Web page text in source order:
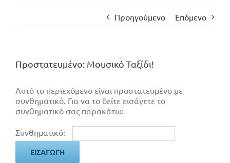
Προηγούμενο Επόμενο
Πρoστατευμένο: Μουσικό Ταξίδι!
Αυτό το περιεχόμενο είναι προστατευμένο με
συνθηματικό. Για να το δείτε εισάγετε το
συνθηματικό σας παρακάτω:
Συνθηματικό: